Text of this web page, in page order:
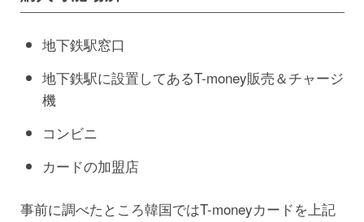
地下鉄駅窓口
地下鉄駅に設置してあるT-money販売＆チャージ
機
コンビニ
カードの加盟店
事前に調べたところ韓国ではT-moneyカードを上記